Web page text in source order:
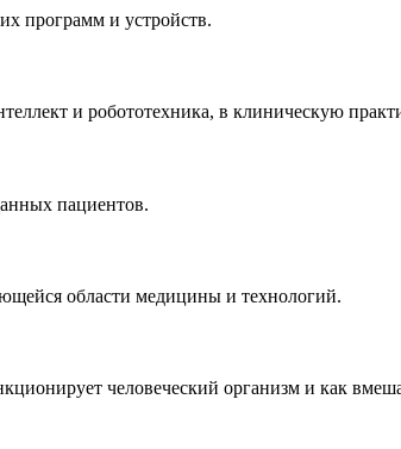
программ и устройств.
и робототехника, в клиническую
пациентов.
области медицины и технологий.
человеческий организм и как